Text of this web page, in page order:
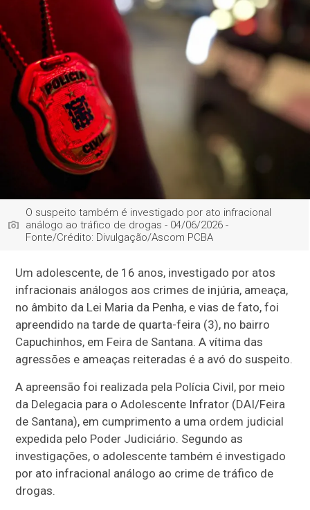
O suspeito também é investigado por ato infracional
análogo ao tráfico de drogas - 04/06/2026 -
Fonte/Crédito: Divulgação/Ascom PCBA
Um adolescente, de 16 anos, investigado por atos
infracionais análogos aos crimes de injúria, ameaça,
no âmbito da Lei Maria da Penha, e vias de fato, foi
apreendido na tarde de quarta-feira (3), no bairro
Capuchinhos, em Feira de Santana. A vítima das
agressões e ameaças reiteradas é a avó do suspeito.
A apreensão foi realizada pela Polícia Civil, por meio
da Delegacia para o Adolescente Infrator (DAI/Feira
de Santana), em cumprimento a uma ordem judicial
expedida pelo Poder Judiciário. Segundo as
investigações, o adolescente também é investigado
por ato infracional análogo ao crime de tráfico de
drogas.